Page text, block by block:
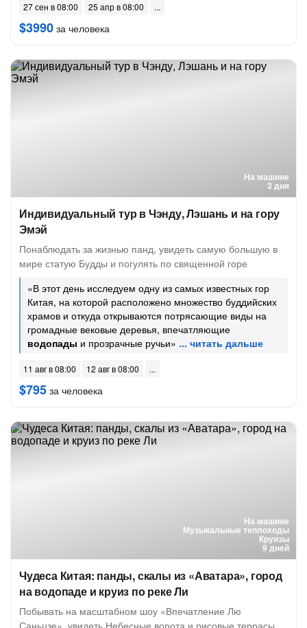
27 сен в 08:00 25 апр в 08:00
$3990 за человека
На машине
3 дня
Индивидуальный тур в Чэнду, Лэшань и на гору
Эмэй
Понаблюдать за жизнью панд, увидеть самую большую в
мире статую Будды и погулять по священной горе
«В этот день исследуем одну из самых известных гор
Китая, на которой расположено множество буддийских
храмов и откуда открываются потрясающие виды на
громадные вековые деревья, впечатляющие
водопады и прозрачные ручьи»
11 авг в 08:00 12 авг в 08:00
$795 за человека
На машине
Музыкальные теплоходы
Круизы
9 дней
Чудеса Китая: панды, скалы из «Аватара», город
на водопаде и круиз по реке Ли
Побывать на масштабном шоу «Впечатление Лю
Саньцзе», увидеть Небесные ворота и рисовые террасы